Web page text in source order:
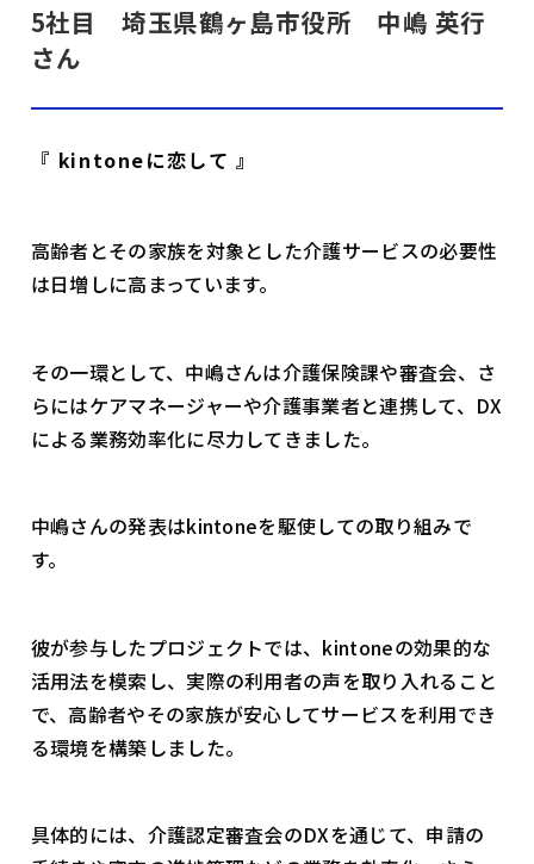
5社目 埼玉県鶴ヶ島市役所 中嶋 英行
さん
『 kintoneに恋して 』
高齢者とその家族を対象とした介護サービスの必要性
は日増しに高まっています。
その一環として、中嶋さんは介護保険課や審査会、さ
らにはケアマネージャーや介護事業者と連携して、DX
による業務効率化に尽力してきました。
中嶋さんの発表はkintoneを駆使しての取り組みで
す。
彼が参与したプロジェクトでは、kintoneの効果的な
活用法を模索し、実際の利用者の声を取り入れること
で、高齢者やその家族が安心してサービスを利用でき
る環境を構築しました。
具体的には、介護認定審査会のDXを通じて、申請の